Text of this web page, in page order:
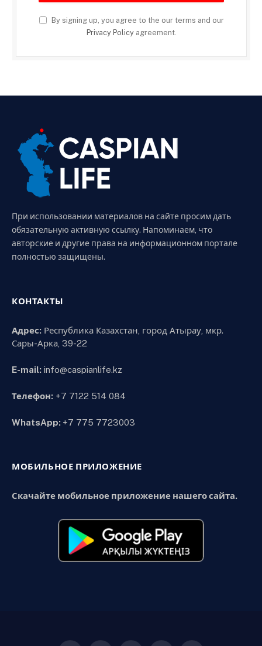
By signing up, you agree to the our terms and our
Privacy Policyagreement.
При использовании материалов на сайте просим дать
обязательную активную ссылку. Напоминаем, что
авторские и другие права на информационном портале
полностью защищены.
КОНТАКТЫ
Адрес: Республика Казахстан, город Атырау, мкр.
Сары-Арка, 39-22
E-mail: info@caspianlife.kz
Телефон: +7 7122 514 084
WhatsApp: +7 775 7723003
МОБИЛЬНОЕ ПРИЛОЖЕНИЕ
Скачайте мобильное приложение нашего сайта.